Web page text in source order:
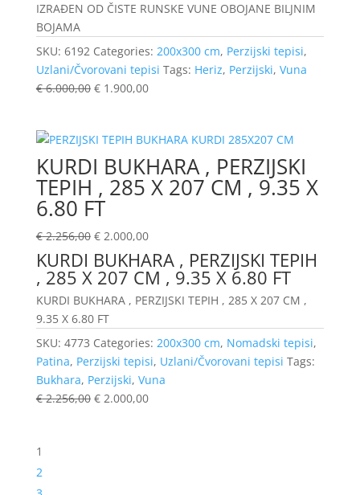
IZRAĐEN OD ČISTE RUNSKE VUNE OBOJANE BILJNIM
BOJAMA
SKU: 6192 Categories: 200x300 cm, Perzijski tepisi,
Uzlani/Čvorovani tepisi Tags: Heriz, Perzijski, Vuna
€6.000,00 €1.900,00
KURDI BUKHARA , PERZIJSKI
TEPIH , 285 X 207 CM , 9.35 X
6.80 FT
€2.256,00 €2.000,00
KURDI BUKHARA , PERZIJSKI TEPIH
, 285 X 207 CM , 9.35 X 6.80 FT
KURDI BUKHARA , PERZIJSKI TEPIH , 285 X 207 CM ,
9.35 X 6.80 FT
SKU: 4773 Categories: 200x300 cm, Nomadski tepisi,
Patina, Perzijski tepisi, Uzlani/Čvorovani tepisi Tags:
Bukhara, Perzijski, Vuna
€2.256,00 €2.000,00
1
2